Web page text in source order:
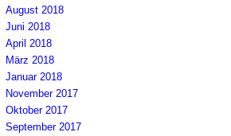
August 2018
Juni 2018
April 2018
März 2018
Januar 2018
November 2017
Oktober 2017
September 2017